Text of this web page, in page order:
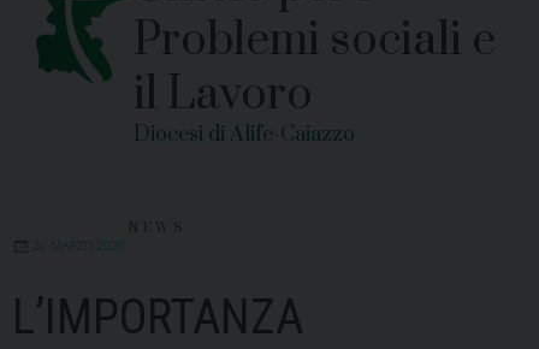
Problemi sociali e
il Lavoro
Diocesi di Alife-Caiazzo
20 MARZO 2020
L’IMPORTANZA